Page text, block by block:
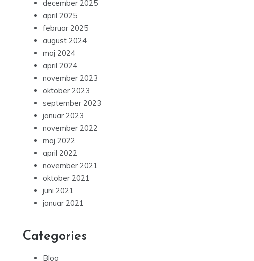
december 2025
april 2025
februar 2025
august 2024
maj 2024
april 2024
november 2023
oktober 2023
september 2023
januar 2023
november 2022
maj 2022
april 2022
november 2021
oktober 2021
juni 2021
januar 2021
Categories
Blog